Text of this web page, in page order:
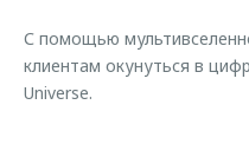
С помощью
клиентам окунуться в
Universe.